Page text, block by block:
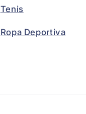
Tenis
Ropa Deportiva